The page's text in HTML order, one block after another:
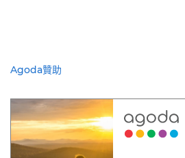
Agoda贊助